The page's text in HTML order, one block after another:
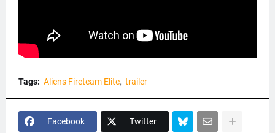
Tags: Aliens Fireteam Elite trailer
Facebook Twitter